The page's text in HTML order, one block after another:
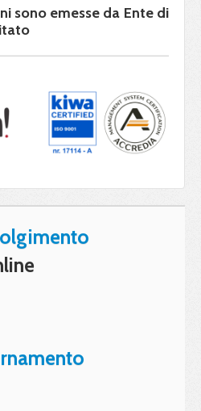
sono emesse da Ente di